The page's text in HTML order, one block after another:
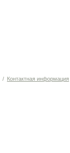
/ Контактная информация